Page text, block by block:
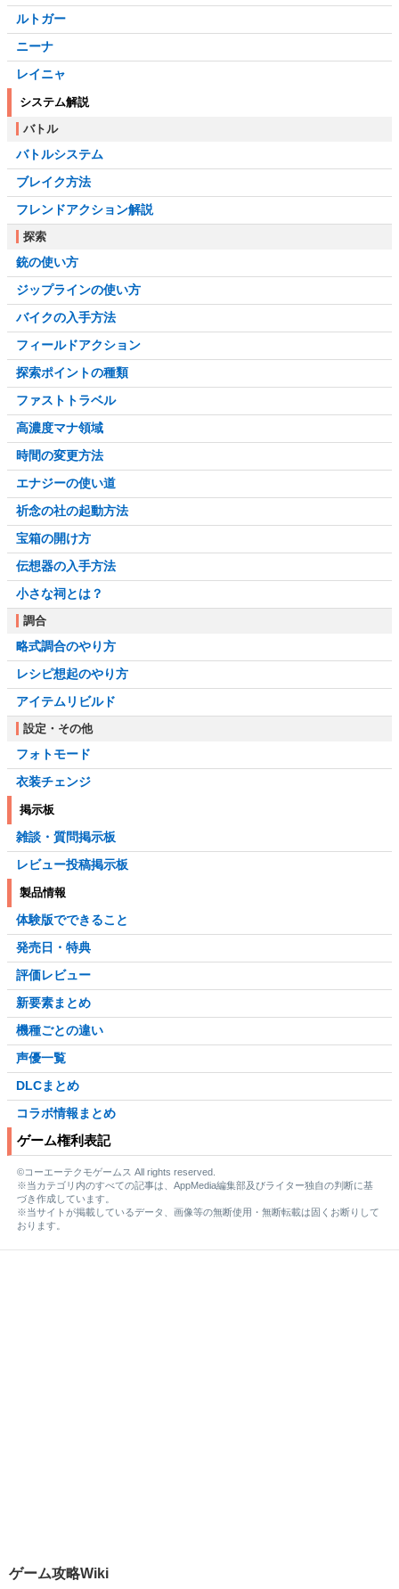
ルトガー
ニーナ
レイニャ
システム解説
バトル
バトルシステム
ブレイク方法
フレンドアクション解説
探索
銃の使い方
ジップラインの使い方
バイクの入手方法
フィールドアクション
探索ポイントの種類
ファストトラベル
高濃度マナ領域
時間の変更方法
エナジーの使い道
祈念の社の起動方法
宝箱の開け方
伝想器の入手方法
小さな祠とは？
調合
略式調合のやり方
レシピ想起のやり方
アイテムリビルド
設定・その他
フォトモード
衣装チェンジ
掲示板
雑談・質問掲示板
レビュー投稿掲示板
製品情報
体験版でできること
発売日・特典
評価レビュー
新要素まとめ
機種ごとの違い
声優一覧
DLCまとめ
コラボ情報まとめ
ゲーム権利表記
©コーエーテクモゲームス All rights reserved.
※当カテゴリ内のすべての記事は、AppMedia編集部及びライター独自の判断に基
づき作成しています。
※当サイトが掲載しているデータ、画像等の無断使用・無断転載は固くお断りして
おります。
ゲーム攻略Wiki